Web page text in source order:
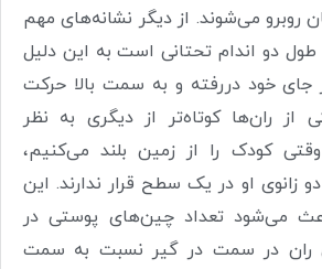
روبرو می‌شوند. از دیگر نشانه‌های مهم
دو اندام تحتانی است به این دلیل
جای خود دررفته و به سمت بالا حرکت
ران‌ها کوتاه‌تر از دیگری به نظر
کودک را از زمین بلند می‌کنیم،
زانوی او در یک سطح قرار ندارند. این
می‌شود تعداد چین‌های پوستی در
ران در سمت در گیر نسبت به سمت